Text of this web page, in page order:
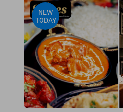
NEW
TODAY